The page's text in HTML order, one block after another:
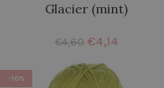
Glacier (mint)
€4,60 €4,14
-10%